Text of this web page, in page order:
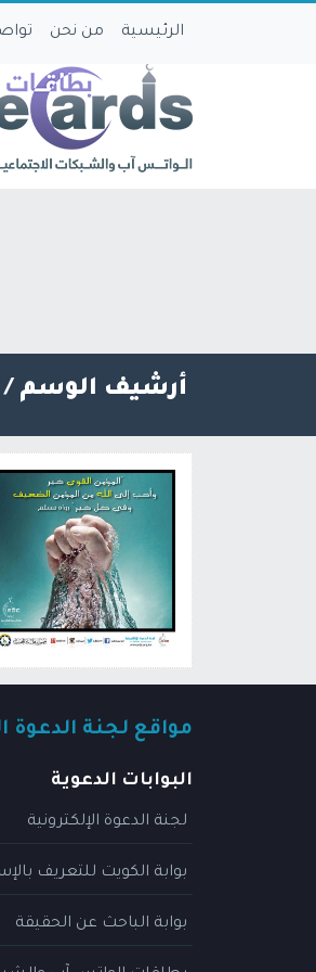
الرئيسية من نحن
أرشيف الوسم /
مواقع لجنة الدعوة
البوابات الدعوية
لجنة الدعوة الإلكترونية
بوابة الكويت للتعريف
بوابة الباحث عن الحقيقة